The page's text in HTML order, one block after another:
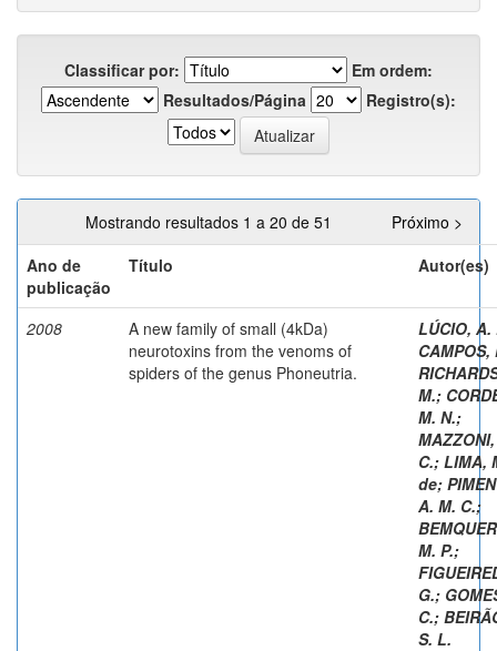
Classificar por:
Em ordem:
Resultados/Página
Registro(s):
Mostrando resultados 1 a 20 de 51
Próximo >
Ano de
publicação
Título Autor(es)
2008
A new family of small (4kDa)
neurotoxins from the venoms of
spiders of the genus Phoneutria.
LÚCIO, A.
CAMPOS,
M.;
M. N.;
C.; LIMA,
de;
A. M. C.;
M. P.;
G.;
C.;
S. L.